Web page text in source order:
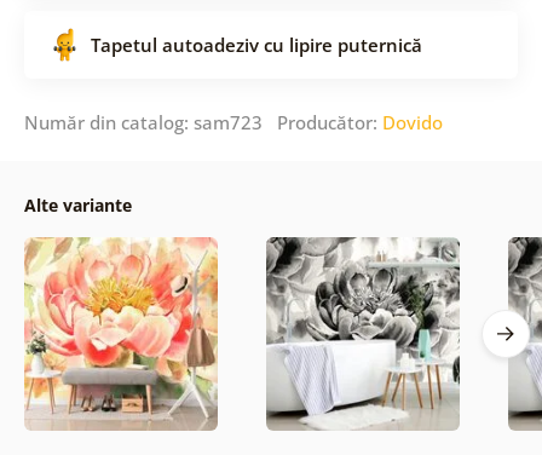
Tapetul autoadeziv cu lipire puternică
Număr din catalog: sam723 Producător: Dovido
Alte variante